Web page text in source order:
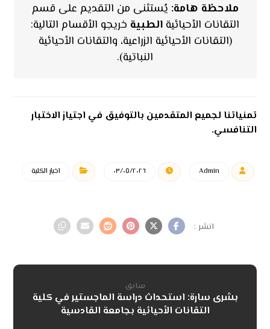
ملاحظة هامة: يُستثنى من التقديم على قسم
التقانات الأحيائية الطبية خريجو الأقسام التالية:
(التقانات الأحيائية الزراعية، والتقانات الأحيائية
النباتية).
تمنياتنا لجميع المتقدمين بالتوفيق في اجتياز الاختبار
التنافسي.
Admin ٠٣/٠٥/٢٠٢٦ اخبار الكلية
سابق
بشرى سارة: استحداث دراسة الماجستير في كلية
التقانات الأحيائية بجامعة القادسية